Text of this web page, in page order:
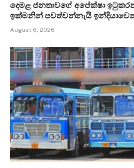
දෙමළ ජනතාවගේ අපේක්ෂා
ඉක්මනින් පවත්වන්නැයි
August 6, 2026